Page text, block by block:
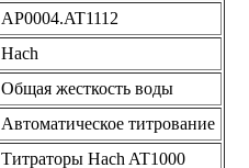
AP0004.AT1112
Hach
Общая жесткость воды
Автоматическое титрование
Титраторы Hach AT1000